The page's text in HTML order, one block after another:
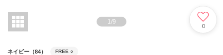
1/9
0
ネイビー（84） FREE ○